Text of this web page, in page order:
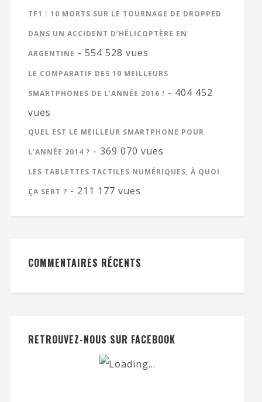
TF1 : 10 MORTS SUR LE TOURNAGE DE DROPPED
DANS UN ACCIDENT D’HÉLICOPTÈRE EN
ARGENTINE - 554 528 vues
LE COMPARATIF DES 10 MEILLEURS
SMARTPHONES DE L’ANNÉE 2016 ! - 404 452
vues
QUEL EST LE MEILLEUR SMARTPHONE POUR
L’ANNÉE 2014 ? - 369 070 vues
LES TABLETTES TACTILES NUMÉRIQUES, À QUOI
ÇA SERT ? - 211 177 vues
COMMENTAIRES RÉCENTS
RETROUVEZ-NOUS SUR FACEBOOK